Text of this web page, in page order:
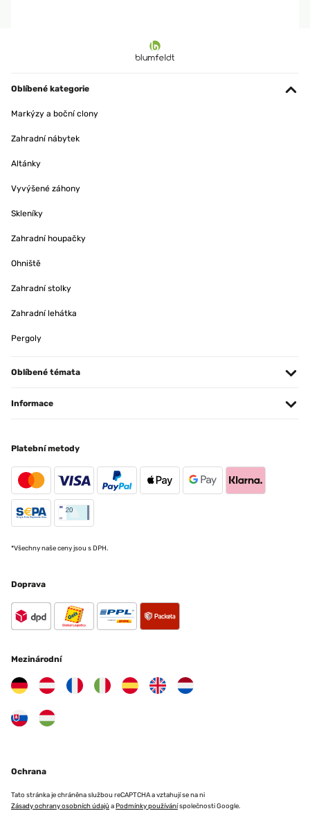
Oblíbené kategorie
Markýzy a boční clony
Zahradní nábytek
Altánky
Vyvýšené záhony
Skleníky
Zahradní houpačky
Ohniště
Zahradní stolky
Zahradní lehátka
Pergoly
Oblíbené témata
Informace
Platební metody
*Všechny naše ceny jsou s DPH.
Doprava
Mezinárodní
Ochrana
Tato stránka je chráněna službou reCAPTCHA a vztahují se na ni
Zásady ochrany osobních údajů aPodmínky používáníspolečnosti Google.